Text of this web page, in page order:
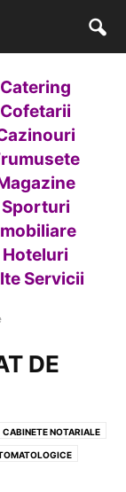
Catering
Cofetarii
Sporturi
Hoteluri
Servicii
DE
CABINETE NOTARIALE